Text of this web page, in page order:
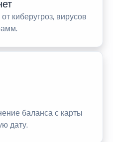
киберугроз, вирусов
баланса с карты
дату.